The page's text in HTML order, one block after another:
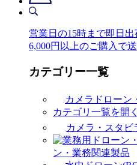
営業日の15時まで即日出
6,000円以上のご購入で
カテゴリー一覧
カメラドローン
カテゴリ一覧を開く
カメラ・スタビ
ン・業務関連製品